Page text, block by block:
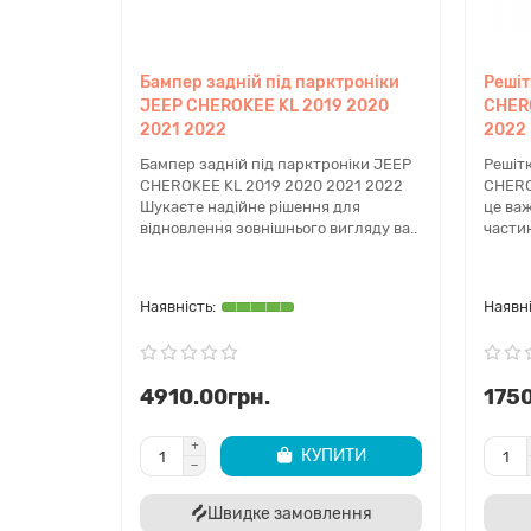
Заміна потребує демонтажу заднього бампера.
рекомендуємо звертатися до професійних
Замовляйте кріплення заднього бампера для
Натисніть кнопку "Купити" або зателефонуйте
Бампер задній під парктроніки
JEEP CHEROKEE KL 2019 2020
2021 2022
Бампер задній під парктроніки JEEP
CHEROKEE KL 2019 2020 2021 2022
Шукаєте надійне рішення для
відновлення зовнішнього вигляду ва..
4910.00грн.
КУПИТИ
Швидке замовлення
2022
це